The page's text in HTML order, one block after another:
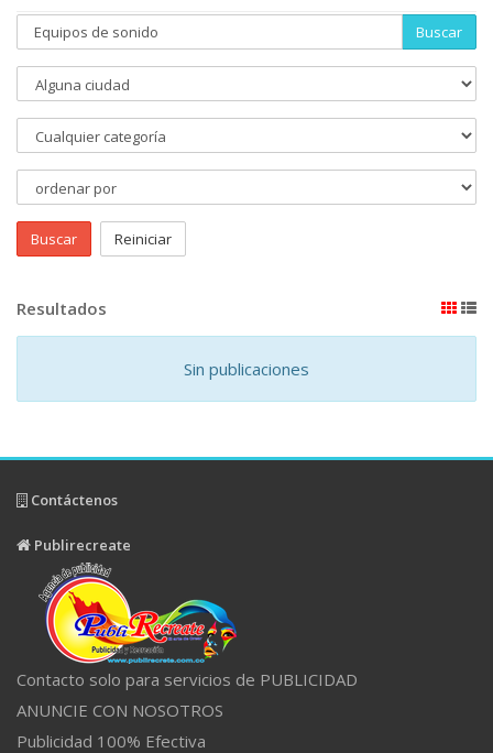
Buscar
Buscar Reiniciar
Resultados
Sin publicaciones
Contáctenos
Publirecreate
Contacto solo para servicios de PUBLICIDAD
ANUNCIE CON NOSOTROS
Publicidad 100% Efectiva